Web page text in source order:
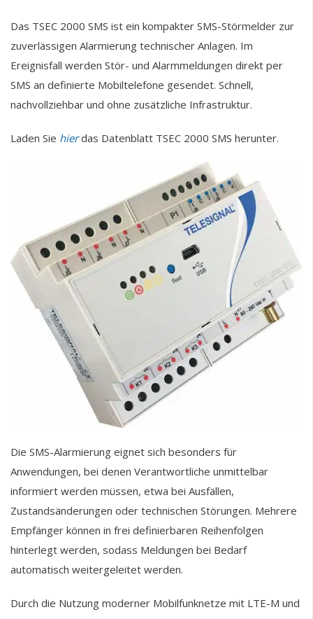
Das TSEC 2000 SMS ist ein kompakter SMS-Störmelder zur
zuverlässigen Alarmierung technischer Anlagen. Im
Ereignisfall werden Stör- und Alarmmeldungen direkt per
SMS an definierte Mobiltelefone gesendet. Schnell,
nachvollziehbar und ohne zusätzliche Infrastruktur.
Laden Sie hierdas Datenblatt TSEC 2000 SMS herunter.
Die SMS-Alarmierung eignet sich besonders für
Anwendungen, bei denen Verantwortliche unmittelbar
informiert werden müssen, etwa bei Ausfällen,
Zustandsänderungen oder technischen Störungen. Mehrere
Empfänger können in frei definierbaren Reihenfolgen
hinterlegt werden, sodass Meldungen bei Bedarf
automatisch weitergeleitet werden.
Durch die Nutzung moderner Mobilfunknetze mit LTE-M und